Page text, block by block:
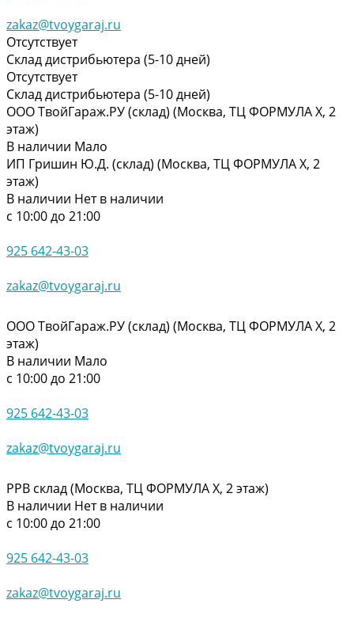
zakaz@tvoygaraj.ru
Отсутствует
Склад дистрибьютера (5-10 дней)
Отсутствует
Склад дистрибьютера (5-10 дней)
ООО ТвойГараж.РУ (склад) (Москва, ТЦ ФОРМУЛА Х, 2
этаж)
В наличии Мало
ИП Гришин Ю.Д. (склад) (Москва, ТЦ ФОРМУЛА Х, 2
этаж)
В наличии Нет в наличии
с 10:00 до 21:00
925 642-43-03
zakaz@tvoygaraj.ru
ООО ТвойГараж.РУ (склад) (Москва, ТЦ ФОРМУЛА Х, 2
этаж)
В наличии Мало
с 10:00 до 21:00
925 642-43-03
zakaz@tvoygaraj.ru
РРВ склад (Москва, ТЦ ФОРМУЛА Х, 2 этаж)
В наличии Нет в наличии
с 10:00 до 21:00
925 642-43-03
zakaz@tvoygaraj.ru